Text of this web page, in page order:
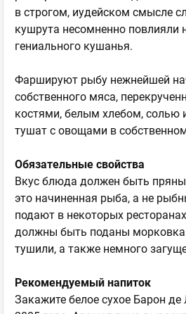
в строгом, иудейском смысле
кушрута несомненно повлияли
гениального кушанья.
Фаршируют рыбу нежнейшей
собственного мяса,
костями, белым хлебом, солью
тушат с овощами в
Обязательные свойства
Вкус блюда должен быть
это начиненная рыба, а не
подают в некоторых
должны быть поданы морковка
тушили, а также немного
Рекомендуемый напиток
Закажите белое сухое Барон